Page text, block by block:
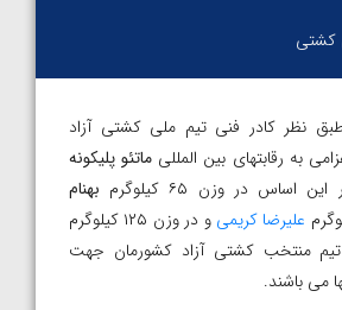
کشتی
نظر کادر فنی تیم ملی کشتی آزاد
به رقابتهای بین المللی ماتئو پلیکونه
در وزن ۶۵ کیلوگرم
بهنام
علیرضا کریمی
و در وزن ۱۲۵ کیلوگرم
تیم منتخب کشتی آزاد کشورمان جهت
می باشند.